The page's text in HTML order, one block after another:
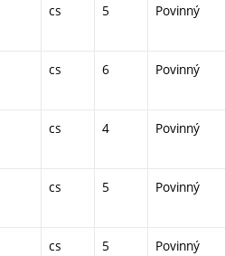
cs 5 Povinný
cs 6 Povinný
cs 4 Povinný
cs 5 Povinný
cs 5 Povinný